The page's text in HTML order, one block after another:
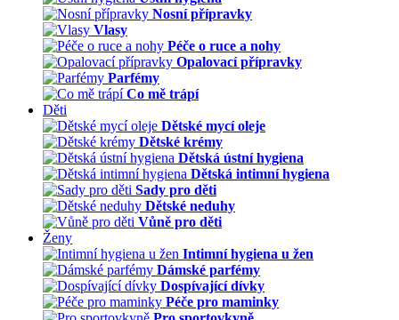
Nosní přípravky
Vlasy
Péče o ruce a nohy
Opalovací přípravky
Parfémy
Co mě trápí
Děti
Dětské mycí oleje
Dětské krémy
Dětská ústní hygiena
Dětská intimní hygiena
Sady pro děti
Dětské neduhy
Vůně pro děti
Ženy
Intimní hygiena u žen
Dámské parfémy
Dospívající dívky
Péče pro maminky